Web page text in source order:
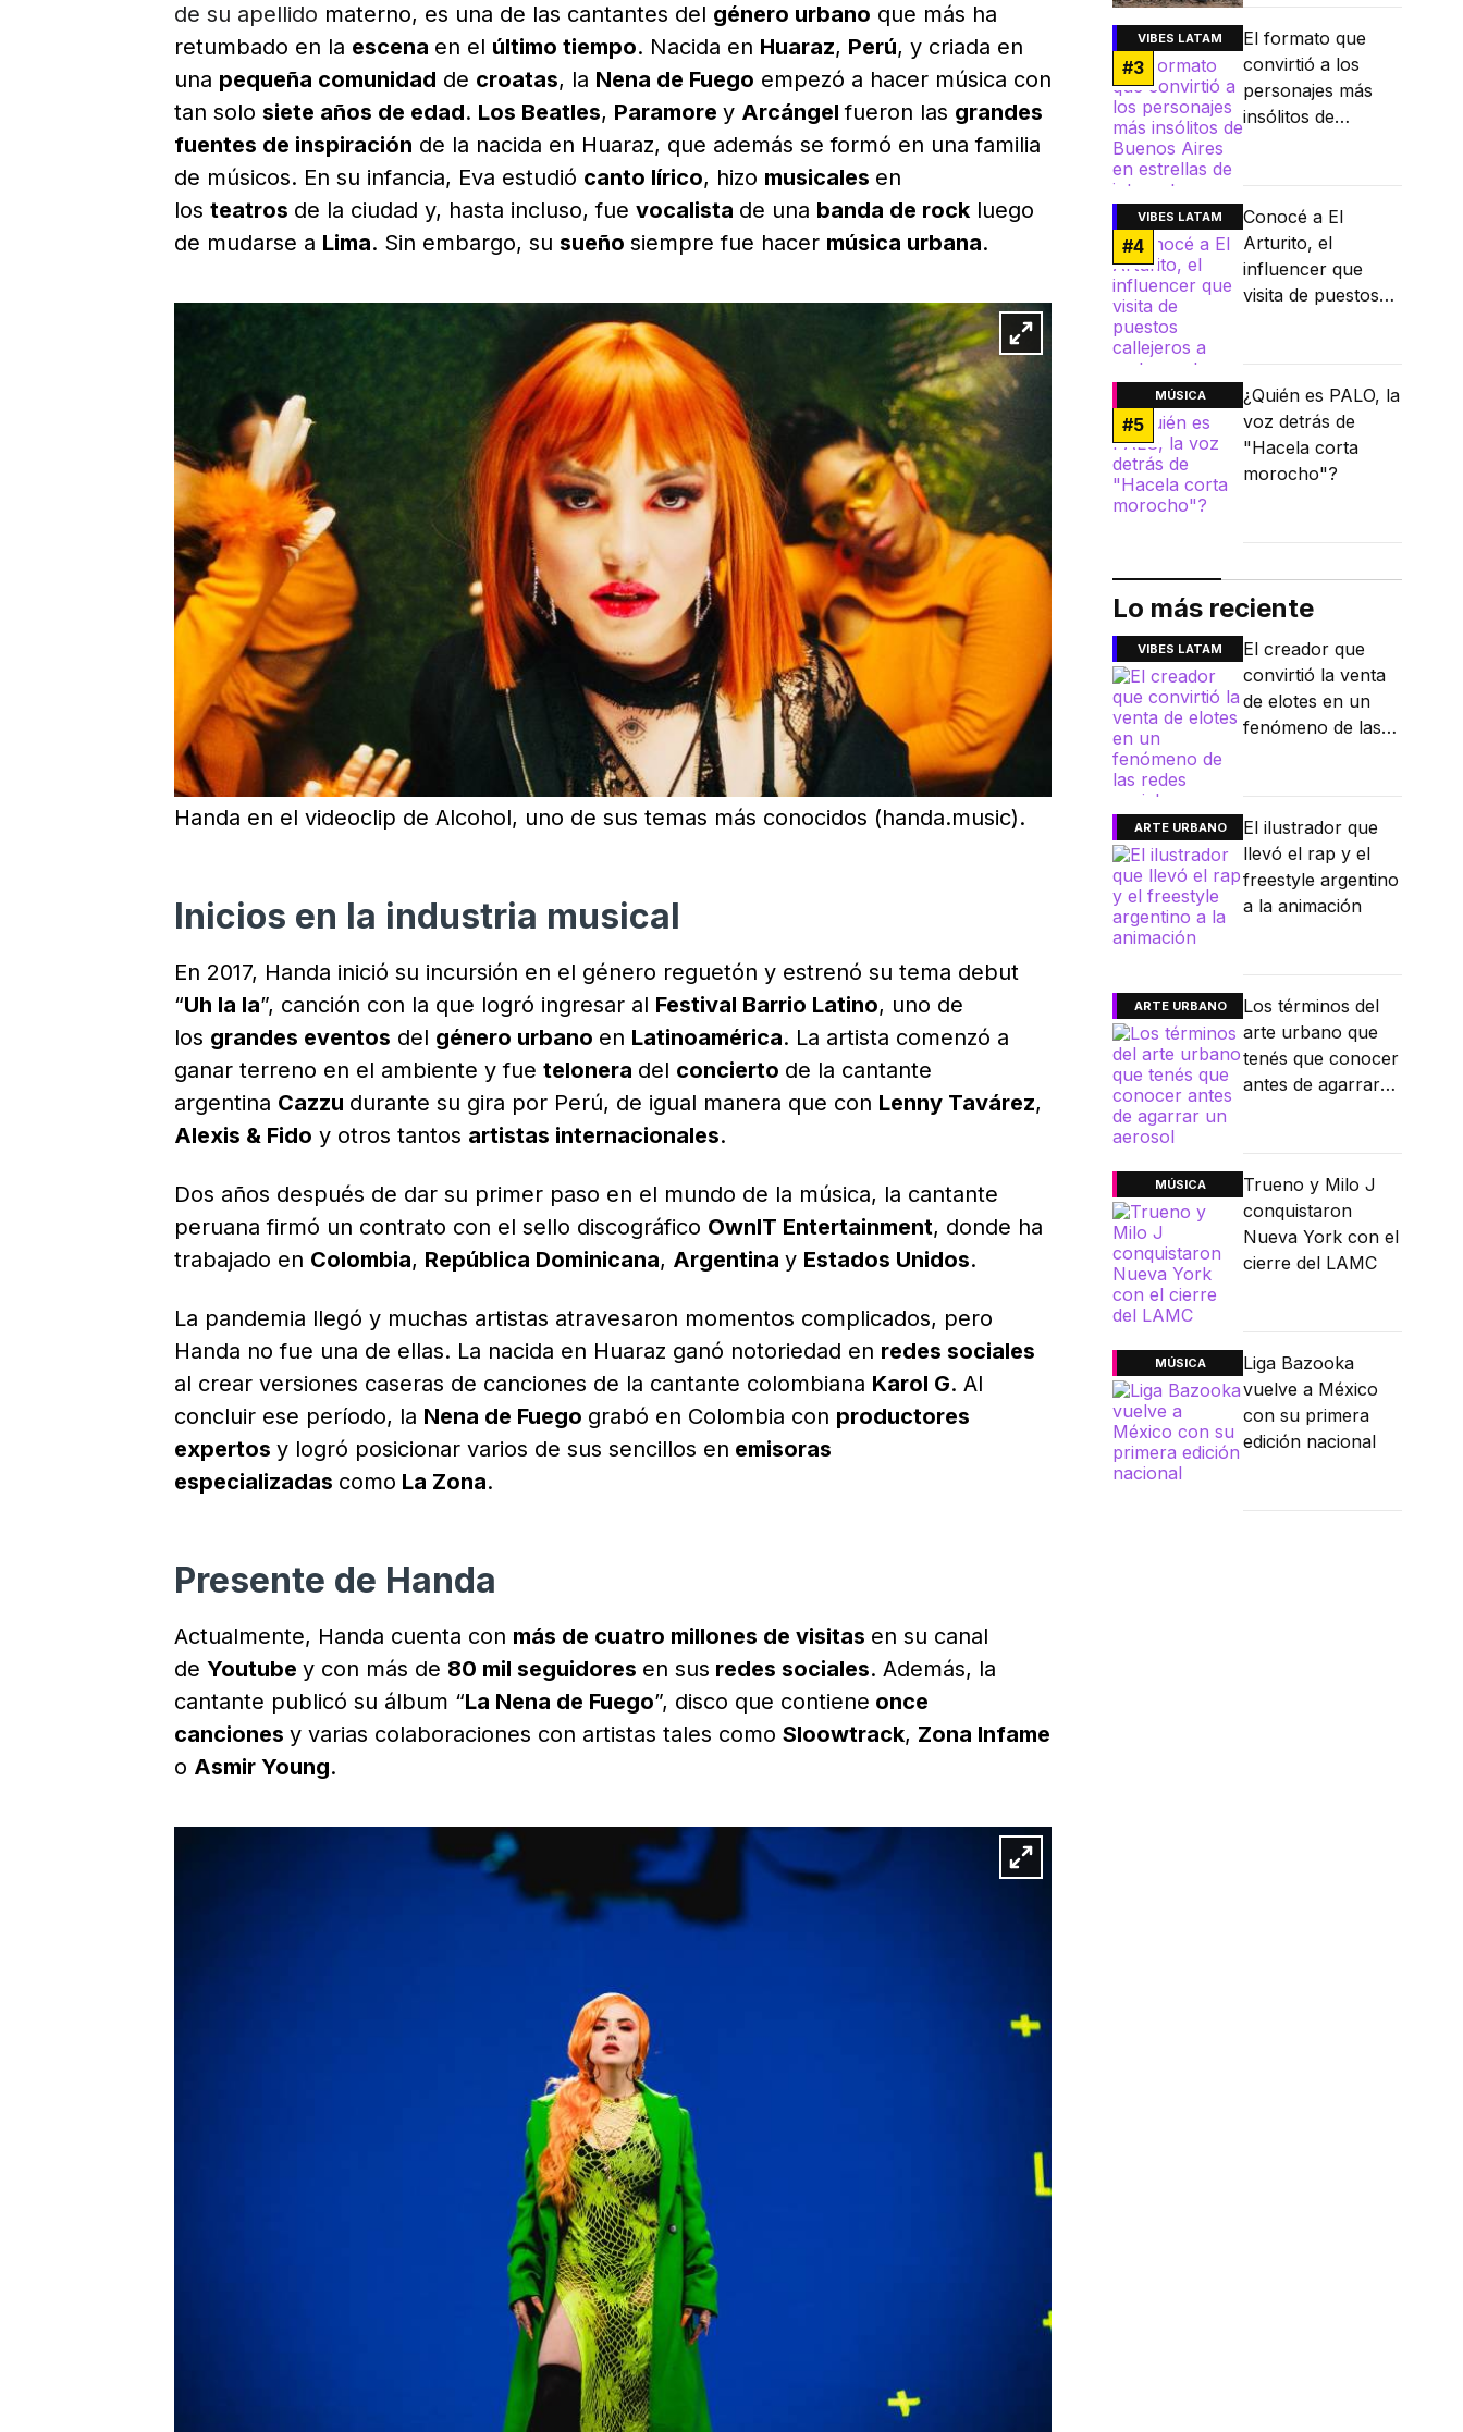
de su apellido materno, es una de las cantantes del género urbano que más ha
retumbado en la escena en el último tiempo. Nacida en Huaraz, Perú, y criada en
una pequeña comunidad de croatas, la Nena de Fuego empezó a hacer música con
tan solo siete años de edad. Los Beatles, Paramore y Arcángelfueron las grandes
fuentes de inspiración de la nacida en Huaraz, que además se formó en una familia
de músicos. En su infancia, Eva estudió canto lírico, hizo musicales en
los teatros de la ciudad y, hasta incluso, fue vocalista de una banda de rock luego
de mudarse a Lima. Sin embargo, su sueño siempre fue hacer música urbana.
Handa en el videoclip de Alcohol, uno de sus temas más conocidos (handa.music).
Inicios en la industria musical
En 2017, Handa inició su incursión en el género reguetón y estrenó su tema debut
“Uh la la”, canción con la que logró ingresar al Festival Barrio Latino, uno de
los grandes eventos del género urbano en Latinoamérica. La artista comenzó a
ganar terreno en el ambiente y fue telonera del concierto de la cantante
argentina Cazzu durante su gira por Perú, de igual manera que con Lenny Tavárez,
Alexis & Fido y otros tantos artistas internacionales.
Dos años después de dar su primer paso en el mundo de la música, la cantante
peruana firmó un contrato con el sello discográfico OwnIT Entertainment, donde ha
trabajado en Colombia, República Dominicana, Argentina y Estados Unidos.
La pandemia llegó y muchas artistas atravesaron momentos complicados, pero
Handa no fue una de ellas. La nacida en Huaraz ganó notoriedad en redes sociales
al crear versiones caseras de canciones de la cantante colombiana Karol G. Al
concluir ese período, la Nena de Fuego grabó en Colombia con productores
expertos y logró posicionar varios de sus sencillos en emisoras
especializadas como La Zona.
Presente de Handa
Actualmente, Handa cuenta con más de cuatro millones de visitas en su canal
de Youtube y con más de 80 mil seguidores en sus redes sociales. Además, la
cantante publicó su álbum “La Nena de Fuego”, disco que contiene once
canciones y varias colaboraciones con artistas tales como Sloowtrack, Zona Infame
o Asmir Young.
VIBES LATAM
#3
El formato que
convirtió a los
personajes más
insólitos de
VIBES LATAM
#4
Conocé a El
Arturito, el
influencer que
visita de puestos
MÚSICA
#5
¿Quién es PALO, la
voz detrás de
"Hacela corta
morocho"?
Lo más reciente
VIBES LATAM
El creador que
convirtió la venta
de elotes en un
fenómeno de las
ARTE URBANO
El ilustrador que
llevó el rap y el
freestyle argentino
a la animación
ARTE URBANO
Los términos del
arte urbano que
tenés que conocer
antes de agarrar
MÚSICA
Trueno y Milo J
conquistaron
Nueva York con el
cierre del LAMC
MÚSICA
Liga Bazooka
vuelve a México
con su primera
edición nacional